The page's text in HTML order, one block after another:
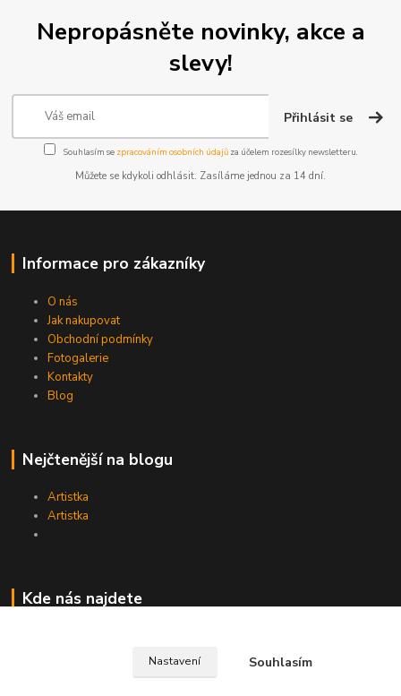
Nepropásněte novinky, akce a
slevy!
Přihlásit se
Souhlasím se zpracováním osobních údajůza účelem rozesílky newsletteru.
Můžete se kdykoli odhlásit. Zasíláme jednou za 14 dní.
Informace pro zákazníky
O nás
Jak nakupovat
Obchodní podmínky
Fotogalerie
Kontakty
Blog
Nejčtenější na blogu
Artistka
Artistka
Kde nás najdete
Nastavení Souhlasím